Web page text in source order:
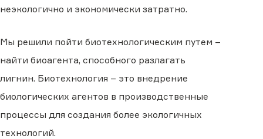
неэкологично и экономически затратно.
Мы решили пойти биотехнологическим путем –
найти биоагента, способного разлагать
лигнин. Биотехнология – это внедрение
биологических агентов в производственные
процессы для создания более экологичных
технологий.